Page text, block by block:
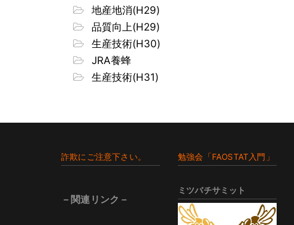
地産地消(H29)
品質向上(H29)
生産技術(H30)
JRA養蜂
生産技術(H31)
詐欺にご注意下さい。
－関連リンク－
勉強会「FAOSTAT入門」
ミツバチサミット